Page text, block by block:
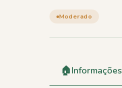
Moderado
🏠Informações